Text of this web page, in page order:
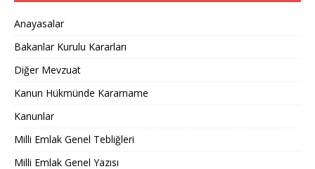
Anayasalar
Bakanlar Kurulu Kararları
Diğer Mevzuat
Kanun Hükmünde Kararname
Kanunlar
Milli Emlak Genel Tebliğleri
Milli Emlak Genel Yazısı